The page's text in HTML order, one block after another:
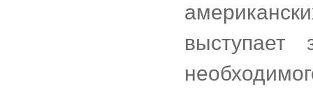
выступает